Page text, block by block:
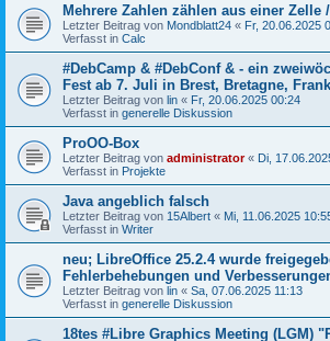
Mehrere Zahlen zählen aus einer Zelle
Letzter Beitrag von Mondblatt24 « Fr, 20.06.2025
Verfasst in Calc
#DebCamp & #DebConf & - ein
Fest ab 7. Juli in Brest, Bretagne,
Letzter Beitrag von lin « Fr, 20.06.2025 00:24
Verfasst in generelle Diskussion
ProOO-Box
Letzter Beitrag von administrator« Di,
Verfasst in Projekte
Java angeblich falsch
Letzter Beitrag von 15Albert « Mi, 11.06.2025
Verfasst in Writer
neu; LibreOffice 25.2.4 wurde
Fehlerbehebungen und
Letzter Beitrag von lin « Sa, 07.06.2025 11:13
Verfasst in generelle Diskussion
18tes #Libre Graphics Meeting (LGM)